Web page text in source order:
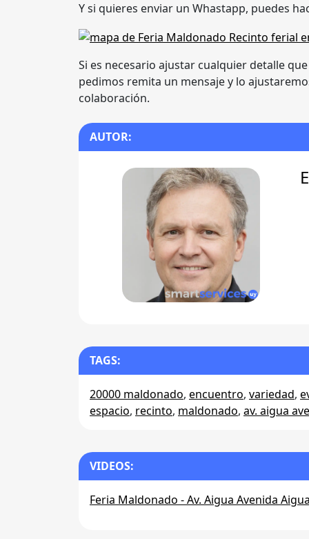
Y si quieres enviar un Whastapp, puedes
Si es necesario ajustar cualquier detalle
pedimos remita un mensaje y lo
colaboración.
AUTOR:
TAGS:
20000 maldonado, encuentro, variedad,
espacio, recinto, maldonado, av. aigua
VIDEOS:
Feria Maldonado - Av. Aigua Avenida